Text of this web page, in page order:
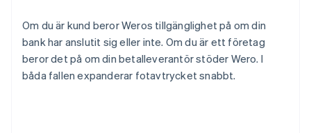
Om du är kund beror Weros tillgänglighet på om din
bank har anslutit sig eller inte. Om du är ett företag
beror det på om din betalleverantör stöder Wero. I
båda fallen expanderar fotavtrycket snabbt.